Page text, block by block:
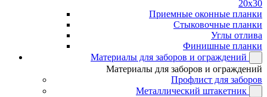
20x30
Приемные оконные планки
Стыковочные планки
Углы отлива
Финишные планки
Материалы для заборов и ограждений
Материалы для заборов и ограждений
Профлист для заборов
Металлический штакетник